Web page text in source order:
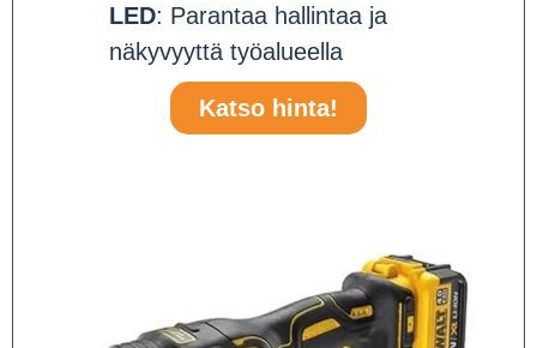
LED: Parantaa hallintaa ja
näkyvyyttä työalueella
Katso hinta!